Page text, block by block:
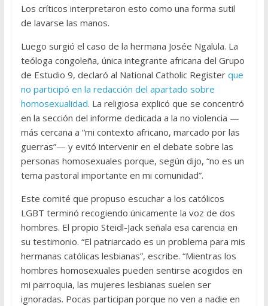
Los críticos interpretaron esto como una forma sutil
de lavarse las manos.
Luego surgió el caso de la hermana Josée Ngalula. La
teóloga congoleña, única integrante africana del Grupo
de Estudio 9, declaró al National Catholic Register que
no participó en la redacción del apartado sobre
homosexualidad. La religiosa explicó que se concentró
en la sección del informe dedicada a la no violencia —
más cercana a “mi contexto africano, marcado por las
guerras”— y evitó intervenir en el debate sobre las
personas homosexuales porque, según dijo, “no es un
tema pastoral importante en mi comunidad”.
Este comité que propuso escuchar a los católicos
LGBT terminó recogiendo únicamente la voz de dos
hombres. El propio Steidl-Jack señala esa carencia en
su testimonio. “El patriarcado es un problema para mis
hermanas católicas lesbianas”, escribe. “Mientras los
hombres homosexuales pueden sentirse acogidos en
mi parroquia, las mujeres lesbianas suelen ser
ignoradas. Pocas participan porque no ven a nadie en